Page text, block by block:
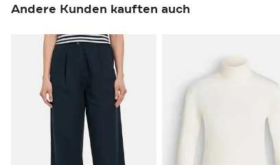
Andere Kunden kauften auch